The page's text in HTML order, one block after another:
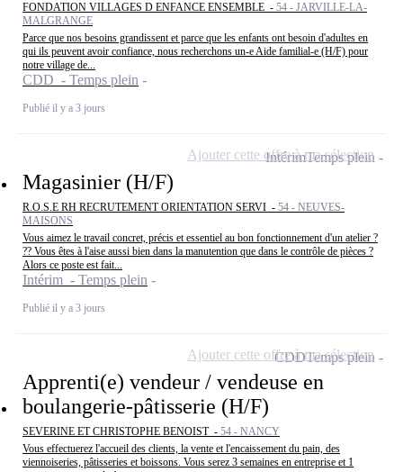
FONDATION VILLAGES D ENFANCE ENSEMBLE - 54 - JARVILLE-LA-
MALGRANGE
Parce que nos besoins grandissent et parce que les enfants ont besoin d'adultes en
qui ils peuvent avoir confiance, nous recherchons un-e Aide familial-e (H/F) pour
notre village de...
CDD - Temps plein
Publié il y a 3 jours
Magasinier (H/F)
R.O.S.E RH RECRUTEMENT ORIENTATION SERVI - 54 - NEUVES-
MAISONS
Vous aimez le travail concret, précis et essentiel au bon fonctionnement d'un atelier ?
?? Vous êtes à l'aise aussi bien dans la manutention que dans le contrôle de pièces ?
Alors ce poste est fait...
Intérim - Temps plein
Publié il y a 3 jours
IntérimTemps plein
Ajouter cette offre à ma sélection
Apprenti(e) vendeur / vendeuse en
boulangerie-pâtisserie (H/F)
SEVERINE ET CHRISTOPHE BENOIST - 54 - NANCY
Vous effectuerez l'accueil des clients, la vente et l'encaissement du pain, des
viennoiseries, pâtisseries et boissons. Vous serez 3 semaines en entreprise et 1
CDDTemps plein
Ajouter cette offre à ma sélection